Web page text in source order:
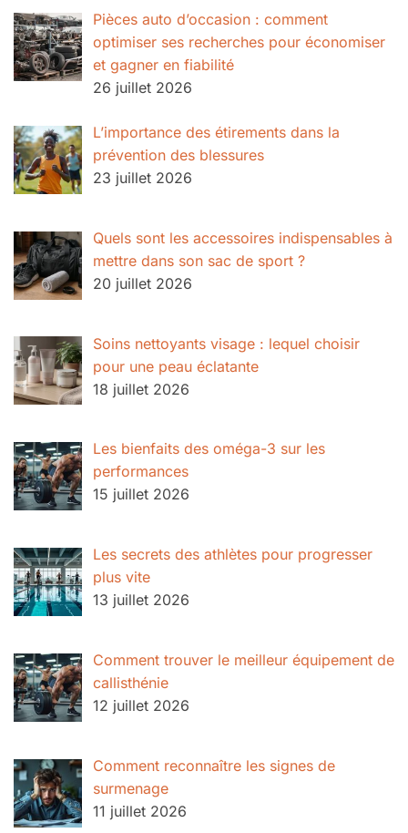
Pièces auto d’occasion : comment
optimiser ses recherches pour économiser
et gagner en fiabilité
26 juillet 2026
L’importance des étirements dans la
prévention des blessures
23 juillet 2026
Quels sont les accessoires indispensables à
mettre dans son sac de sport ?
20 juillet 2026
Soins nettoyants visage : lequel choisir
pour une peau éclatante
18 juillet 2026
Les bienfaits des oméga-3 sur les
performances
15 juillet 2026
Les secrets des athlètes pour progresser
plus vite
13 juillet 2026
Comment trouver le meilleur équipement de
callisthénie
12 juillet 2026
Comment reconnaître les signes de
surmenage
11 juillet 2026